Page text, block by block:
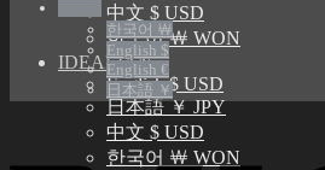
中文 $ USD
한국어 ￦ WON
IDEALIAN
English $ USD
日本語 ￥ JPY
中文 $ USD
한국어 ￦ WON
한국어 ￦
English $
English €
日本語 ￥